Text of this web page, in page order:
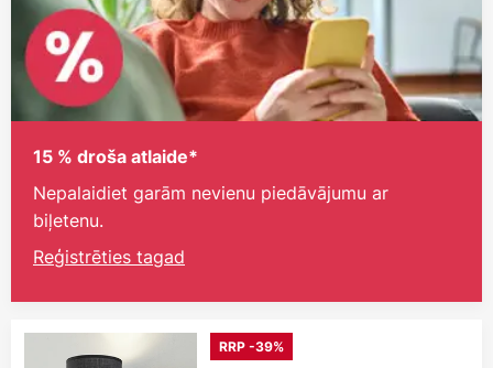
15 % droša atlaide*
Nepalaidiet garām nevienu piedāvājumu ar
biļetenu.
Reģistrēties tagad
RRP -39%